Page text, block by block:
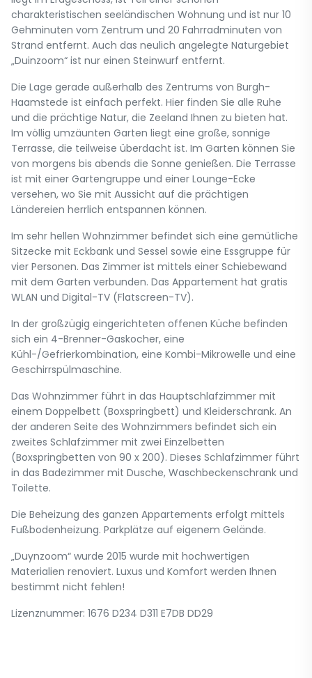
charakteristischen seeländischen Wohnung und ist nur 10
Gehminuten vom Zentrum und 20 Fahrradminuten von
Strand entfernt. Auch das neulich angelegte Naturgebiet
„Duinzoom“ ist nur einen Steinwurf entfernt.
Die Lage gerade außerhalb des Zentrums von Burgh-
Haamstede ist einfach perfekt. Hier finden Sie alle Ruhe
und die prächtige Natur, die Zeeland Ihnen zu bieten hat.
Im völlig umzäunten Garten liegt eine große, sonnige
Terrasse, die teilweise überdacht ist. Im Garten können Sie
von morgens bis abends die Sonne genießen. Die Terrasse
ist mit einer Gartengruppe und einer Lounge-Ecke
versehen, wo Sie mit Aussicht auf die prächtigen
Ländereien herrlich entspannen können.
Im sehr hellen Wohnzimmer befindet sich eine gemütliche
Sitzecke mit Eckbank und Sessel sowie eine Essgruppe für
vier Personen. Das Zimmer ist mittels einer Schiebewand
mit dem Garten verbunden. Das Appartement hat gratis
WLAN und Digital-TV (Flatscreen-TV).
In der großzügig eingerichteten offenen Küche befinden
sich ein 4-Brenner-Gaskocher, eine
Kühl-/Gefrierkombination, eine Kombi-Mikrowelle und eine
Geschirrspülmaschine.
Das Wohnzimmer führt in das Hauptschlafzimmer mit
einem Doppelbett (Boxspringbett) und Kleiderschrank. An
der anderen Seite des Wohnzimmers befindet sich ein
zweites Schlafzimmer mit zwei Einzelbetten
(Boxspringbetten von 90 x 200). Dieses Schlafzimmer führt
in das Badezimmer mit Dusche, Waschbeckenschrank und
Toilette.
Die Beheizung des ganzen Appartements erfolgt mittels
Fußbodenheizung. Parkplätze auf eigenem Gelände.
„Duynzoom“ wurde 2015 wurde mit hochwertigen
Materialien renoviert. Luxus und Komfort werden Ihnen
bestimmt nicht fehlen!
Lizenznummer: 1676 D234 D311 E7DB DD29